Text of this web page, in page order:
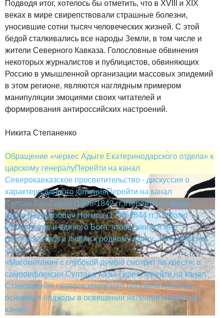
Подводя итог, хотелось бы отметить, что в XVIII и XIX
веках в мире свирепствовали страшные болезни,
уносившие сотни тысяч человеческих жизней. С этой
бедой сталкивались все народы Земли, в том числе и
жители Северного Кавказа. Голословные обвинения
некоторых журналистов и публицистов, обвиняющих
Россию в умышленной организации массовых эпидемий
в этом регионе, являются наглядным примером
манипуляции эмоциями своих читателей и
формирования антироссийских настроений.
Никита Степаненко
Обращение «черкес Адыге Екатеринодарского отдела» к
царскому генералуПерейти на канал
Северокавказское просветительство - дискуссия о
характере данного явленияПерейти на канал
Султан Хан-Гирей (1808-1842 гг.)Перейти на канал
Шора Бекмурзович Ногмов (1794-1844 гг.): «Молю
Провидение и единого Бога, чтобы явился мне
последователь в любви к родному языку...»Перейти на
канал
«Магометанин с глубокой думою смотрит на крест»: о
саморефлексии Султана Казы-ГиреяПерейти на канал
Становление северокавказского просветительства:
основные подходы в освещении явленияПерейти на
канал